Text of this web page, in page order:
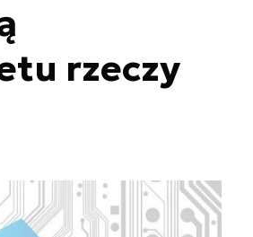
rzeczy